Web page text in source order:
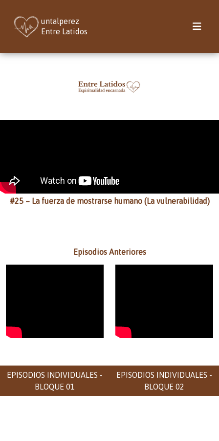
untalperez
Entre Latidos
#25 – La fuerza de mostrarse humano (La vulnerabilidad)
Episodios Anteriores
EPISODIOS INDIVIDUALES -
BLOQUE 01
EPISODIOS INDIVIDUALES -
BLOQUE 02